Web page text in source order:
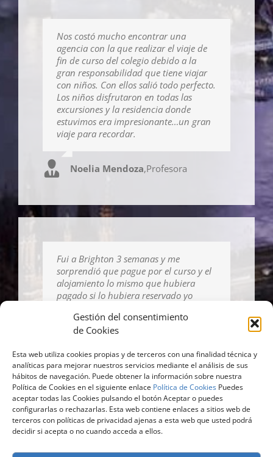
Gestión del consentimiento
de Cookies
Esta web utiliza cookies propias y de terceros con una finalidad técnica y
analíticas para mejorar nuestros servicios mediante el análisis de sus
hábitos de navegación. Puede obtener la información sobre nuestra
Política de Cookies en el siguiente enlace Política de Cookies Puedes
aceptar todas las Cookies pulsando el botón Aceptar o puedes
configurarlas o rechazarlas. Esta web contiene enlaces a sitios web de
terceros con políticas de privacidad ajenas a esta web que usted podrá
decidir si acepta o no cuando acceda a ellos.
Nos costó mucho encontrar una
agencia con la que realizar el viaje de
fin de curso del colegio debido a la
gran responsabilidad que tiene viajar
con niños. Con ellos salió todo perfecto.
Los niños disfrutaron en todas las
excursiones y la residencia donde
estuvimos era impresionante…un gran
viaje para recordar.
Noelia Mendoza,Profesora
Fui a Brighton 3 semanas y me
sorprendió que pague por el curso y el
alojamiento lo mismo que hubiera
pagado si lo hubiera reservado yo
otras agencias no es así, te cobran
bastante más. ¡Un 10!
Marian Rodríguez,Estudiante